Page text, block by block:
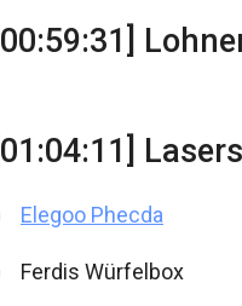
[00:59:31]
[01:04:11]
Elegoo Phecda
Ferdis Würfelbox